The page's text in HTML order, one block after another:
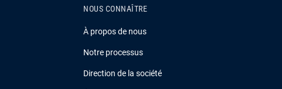
NOUS CONNAÎTRE
À propos de nous
Notre processus
Direction de la société